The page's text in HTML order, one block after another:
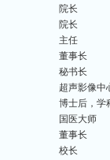
院长
院长
主任
董事长
秘书长
超声影像中
博士后，学
国医大师
董事长
校长